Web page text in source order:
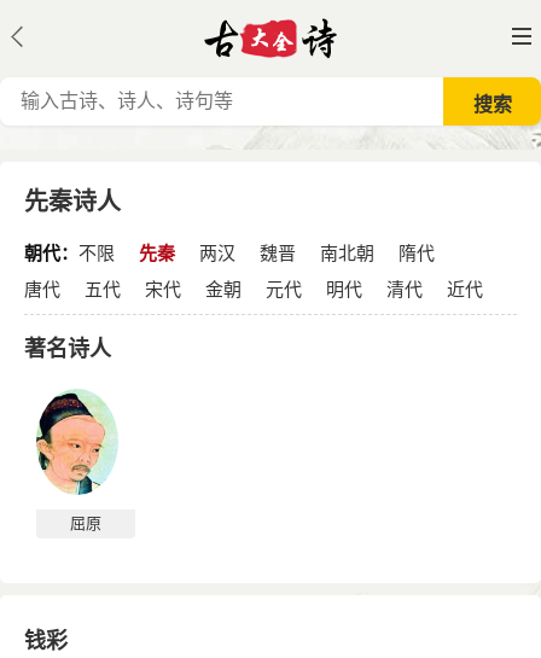
先秦诗人
朝代： 不限 先秦 两汉 魏晋 南北朝
隋代
唐代
五代 宋代 金朝 元代 明代 清代 近代
著名诗人
屈原
钱彩